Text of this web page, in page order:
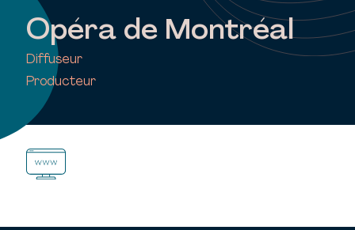
Opéra de Montréal
Diffuseur
Producteur